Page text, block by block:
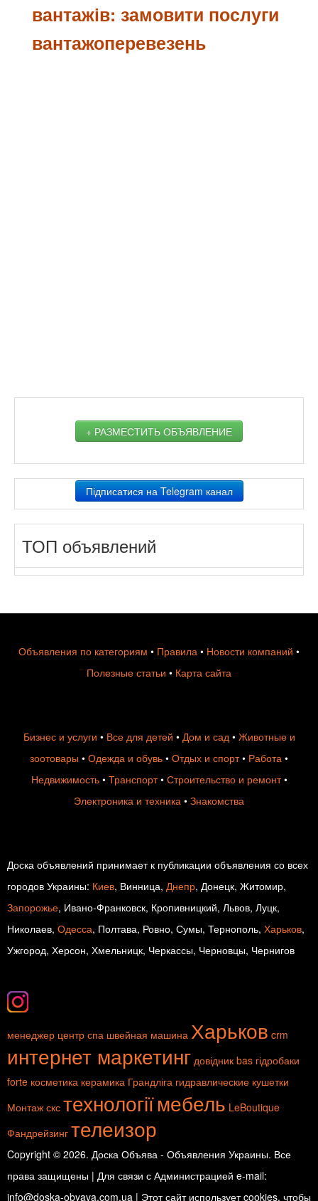
вантажів: замовити послуги
вантажоперевезень
+ РАЗМЕСТИТЬ ОБЪЯВЛЕНИЕ
Підписатися на Telegram канал
ТОП объявлений
Объявления по категориям • Правила • Новости компаний •
Полезные статьи • Карта сайта
Бизнес и услуги • Все для детей • Дом и сад• Животные и
зоотовары • Одежда и обувь • Отдых и спорт• Работа •
Недвижимость• Транспорт• Строительство и ремонт•
Электроника и техника • Знакомства
Доска объявлений принимает к публикации объявления со всех
городов Украины: Киев, Винница, Днепр, Донецк, Житомир,
Запорожье, Ивано-Франковск, Кропивницкий, Львов, Луцк,
Николаев, Одесса, Полтава, Ровно, Сумы, Тернополь, Харьков,
Ужгород, Херсон, Хмельницк, Черкассы, Черновцы, Чернигов
менеджер центр спа швейная машина Харьков crm
интернет маркетинг довідник bas гідробаки
forte косметика керамика Грандліга гидравлические кушетки
Монтаж скс технологіїмебель LeBoutique
Фандрейзинг телеизор
Copyright © 2026. Доска Объява - Объявления Украины. Все
права защищены | Для связи с Администрацией e-mail:
info@doska-obyava.com.ua | Этот сайт использует cookies, чтобы